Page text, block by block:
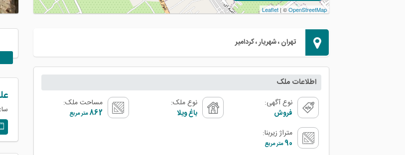
Leaflet| ©OpenStreetMap
تهران ، شهریار ، کردامیر
اطلاعات ملک
نوع آگهی:
فروش
نوع ملک:
باغ ویلا
مساحت ملک:
862متر مربع
متراژ زیربنا:
90متر مربع